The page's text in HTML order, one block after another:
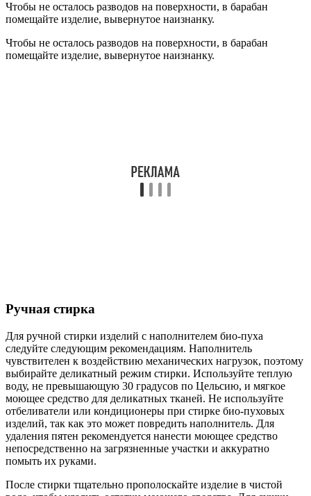
Чтобы не осталось разводов на поверхности, в барабан
помещайте изделие, вывернутое наизнанку.
Чтобы не осталось разводов на поверхности, в барабан
помещайте изделие, вывернутое наизнанку.
Ручная стирка
Для ручной стирки изделий с наполнителем био-пуха
следуйте следующим рекомендациям. Наполнитель
чувствителен к воздействию механических нагрузок, поэтому
выбирайте деликатный режим стирки. Используйте теплую
воду, не превышающую 30 градусов по Цельсию, и мягкое
моющее средство для деликатных тканей. Не используйте
отбеливатели или кондиционеры при стирке био-пуховых
изделий, так как это может повредить наполнитель. Для
удаления пятен рекомендуется нанести моющее средство
непосредственно на загрязненные участки и аккуратно
помыть их руками.
После стирки тщательно прополоскайте изделие в чистой